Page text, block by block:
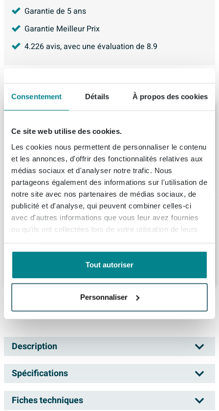
Consentement Détails À propos des cookies
Ce site web utilise des cookies.
Les cookies nous permettent de personnaliser le contenu
et les annonces, d'offrir des fonctionnalités relatives aux
médias sociaux et d'analyser notre trafic. Nous
partageons également des informations sur l'utilisation de
notre site avec nos partenaires de médias sociaux, de
publicité et d'analyse, qui peuvent combiner celles-ci
avec d'autres informations que vous leur avez fournies
ou qu'ils ont collectées lors de votre utilisation de leurs
services.
Tout autoriser
Personnaliser
Garantie de 5 ans
Garantie Meilleur Prix
4.226avis, avec une évaluation de 8.9
Articles similaires
Ink fineer 45 meuble 2 tiroirs sans poignée
symétrique 100x45x65cm chocolat
Livraison:1 - 2 semaines
1.672,92
Saniclass Prime Essential Meuble sous
lavabo - 120x55x46cm - 4 tiroirs - Poignée
standard - MDF - mat greige (gris)
Livraison:1 - 2 semaines
Ce que nos clients achètent avec ce produit
Description
INK P2O Meuble sous-lavabo - 100x45x65cm -
2 tiroirs - push 2 open - façades rapportées
droites chêne Chêne massif Aqua
Spécifications
Numéro d'article
Fiches techniques